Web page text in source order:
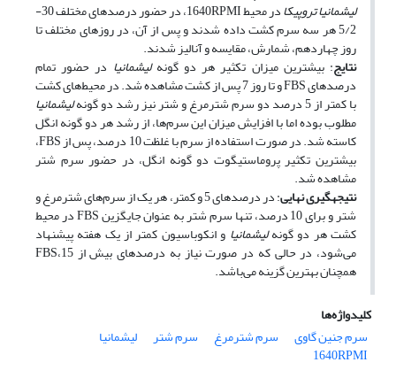
لیشمانیا تروپیکا در محیط 1640RPMI، در حضور درصد‌های مختلف 30-
5/2 هر سه سرم کشت داده شدند و پس از آن، در روز‌های مختلف تا
روز چهاردهم، شمارش، مقایسه و آنالیز شدند.
نتایج: بیشترین میزان تکثیر هر دو گونهلیشمانیا در حضور تمام
درصد‌های FBS و تا روز 7 پس از کشت مشاهده شد. در محیط‌‌های کشت
با کمتر از 5 درصد دو سرم شترمرغ و شتر نیز رشد دو گونه لیشمانیا
مطلوب بوده اما با افزایش میزان این سرم‌ها، از رشد هر دو گونه انگل
کاسته شد. در صورت استفاده از سرم با غلظت 10 درصد، پس از FBS،
بیشترین تکثیر پروماستیگوت دو گونه انگل، در حضور سرم شتر
مشاهده شد.
نتیجه­گیری نهایی : در درصد‌های 5 و کمتر، هر یک از سرم‌‌های شترمرغ و
شتر و برای 10 درصد، تنها سرم شتر به عنوان جایگزین FBS در محیط
کشت هر دو گونهلیشمانیا و انکوباسیون کمتر از یک هفته پیشنهاد
می‌شود، در حالی که در صورت نیاز به درصد‌های بیش از 15،FBS
همچنان بهترین گزینه می‌باشد.
کلیدواژه‌ها
سرم جنین گاوی
سرم شترمرغ سرم شتر لیشمانیا
1640RPMI